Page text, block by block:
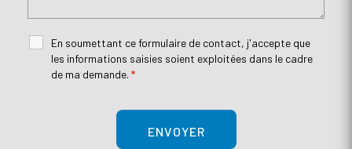
En soumettant ce formulaire de contact, j'accepte que
les informations saisies soient exploitées dans le cadre
de ma demande. *